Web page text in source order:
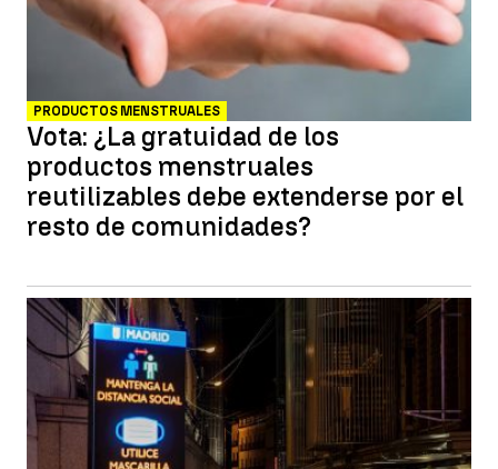
PRODUCTOS MENSTRUALES
Vota: ¿La gratuidad de los
productos menstruales
reutilizables debe extenderse por el
resto de comunidades?